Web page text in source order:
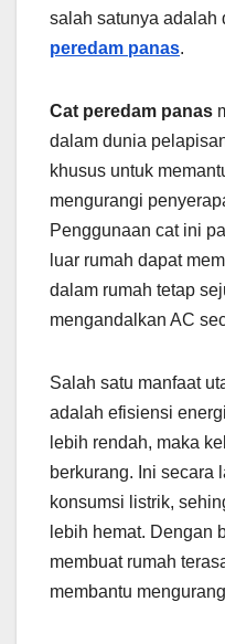
salah satunya adalah
peredam panas.
Cat peredam panas
dalam dunia
khusus untuk
mengurangi
Penggunaan cat ini
luar rumah dapat
dalam rumah tetap
mengandalkan AC
Salah satu manfaat
adalah efisiensi
lebih rendah, maka
berkurang. Ini secara
konsumsi listrik,
lebih hemat. Dengan
membuat rumah
membantu